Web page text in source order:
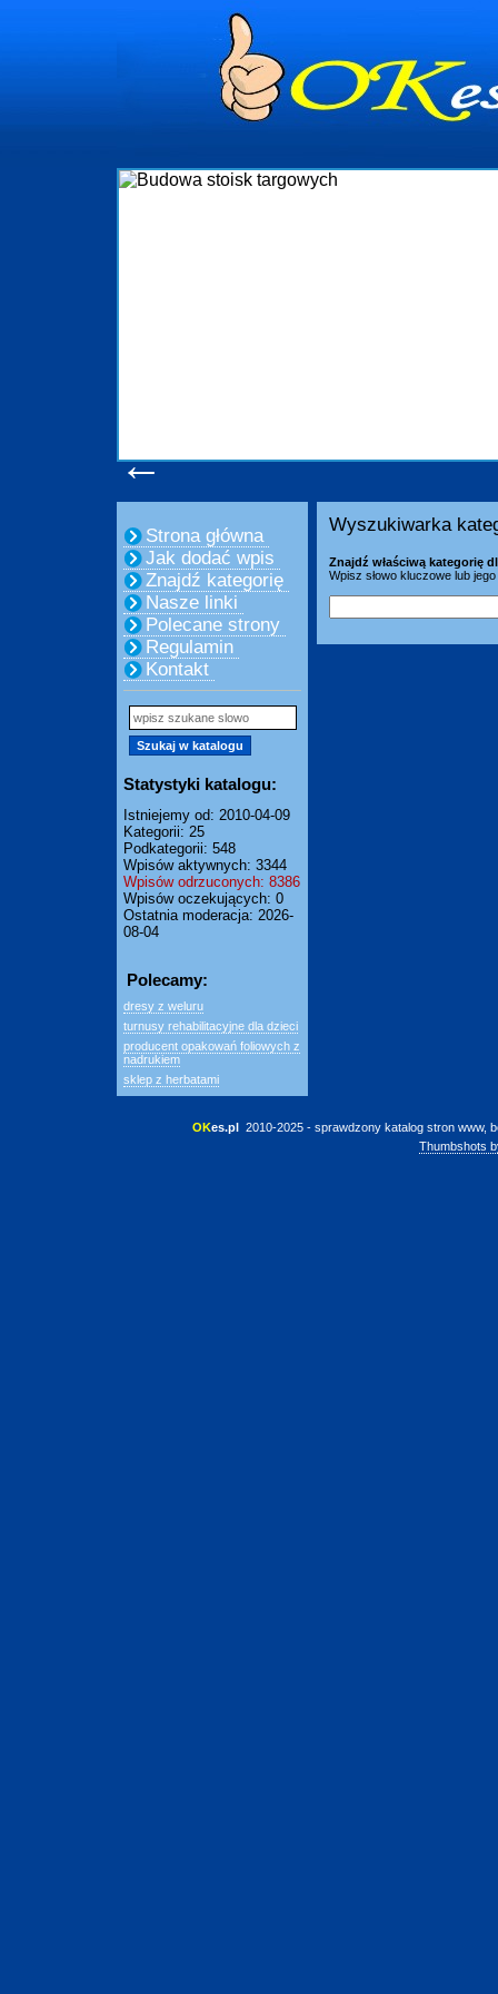
←
Strona główna
Jak dodać wpis
Znajdź kategorię
Nasze linki
Polecane strony
Regulamin
Kontakt
Statystyki katalogu:
Istniejemy od: 2010-04-09
Kategorii: 25
Podkategorii: 548
Wpisów aktywnych: 3344
Wpisów odrzuconych: 8386
Wpisów oczekujących: 0
Ostatnia moderacja: 2026-
08-04
Polecamy:
dresy z weluru
turnusy rehabilitacyjne dla dzieci
producent opakowań foliowych z
nadrukiem
sklep z herbatami
Wyszukiwarka
Znajdź właściwą kategorię
Wpisz słowo kluczowe lub
OKes.pl 2010-2025 - sprawdzony katalog stron www,
Thumbshots